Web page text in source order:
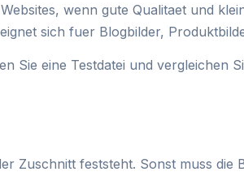
wenn gute Qualitaet und
sich fuer Blogbilder,
Sie eine Testdatei und vergleichen
Zuschnitt feststeht. Sonst muss die